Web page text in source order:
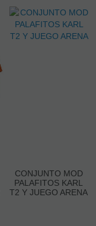
CONJUNTO MOD
PALAFITOS KARL
T2 Y JUEGO ARENA